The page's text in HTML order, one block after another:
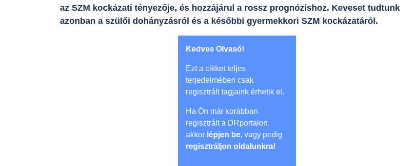
az SZM kockázati tényezője, és hozzájárul a rossz prognózishoz. Keveset tudtunk
azonban a szülői dohányzásról és a későbbi gyermekkori SZM kockázatáról.
Kedves Olvasó!
Ezt a cikket teljes
terjedelmében csak
regisztrált tagjaink érhetik el.
Ha Ön már korábban
regisztrált a DRportalon,
akkor lépjen be, vagy pedig
regisztráljon oldalunkra!